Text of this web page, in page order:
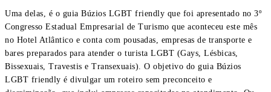
Uma delas, é o guia Búzios LGBT friendly que foi apresentado no 3º
Congresso Estadual Empresarial de Turismo que aconteceu este mês
no Hotel Atlântico e conta com pousadas, empresas de transporte e
bares preparados para atender o turista LGBT (Gays, Lésbicas,
Bissexuais, Travestis e Transexuais). O objetivo do guia Búzios
LGBT friendly é divulgar um roteiro sem preconceito e